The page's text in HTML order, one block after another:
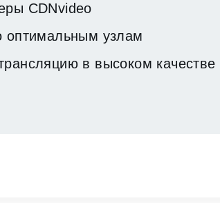
CDNvideo
оптимальным узлам
в высоком качестве